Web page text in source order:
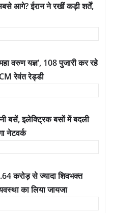
आगे? ईरान ने रखीं कड़ी शर्तें,
वरुण यज्ञ’, 108 पुजारी कर रहे
CM रेवंत रेड्डी
बसें, इलेक्ट्रिक बसों में बदली
नेटवर्क
करोड़ से ज्यादा शिवभक्त
का लिया जायजा